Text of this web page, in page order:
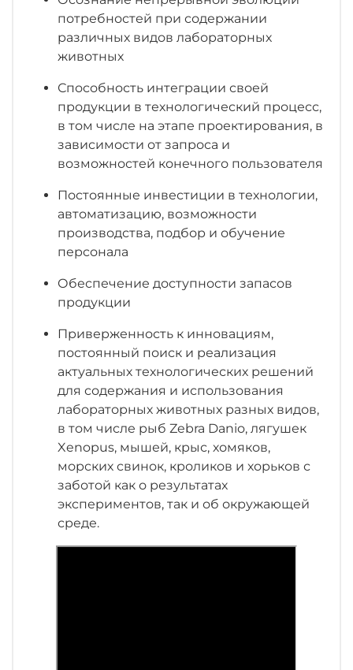
результате перебоев в электроснабжении.
при перемещении изолирующего бокса.
Съемные рукава с легко заменяемыми
рукава можно менять индивидуально.
ЭРГОНОМИЧНОСТЬ
Дополнительные перчатки для облегчения
процедуры сборки и установки бокса.
от требований: две перчатки – для работы с
15 клетка и четыре перчатки – для работы с
30 клетками ISOсage Р.
Мини-стеллаж, специально созданный для
работы с ISOсage Р, позволяет упростить
перемещение клеток из изолятора к
стеллажу ISO.
Овальные рукава для комфортной работы
операторов разного роста.
потребностей при содержании
различных видов лабораторных
животных
Способность интеграции своей
продукции в технологический процесс,
в том числе на этапе проектирования, в
зависимости от запроса и
возможностей конечного пользователя
Постоянные инвестиции в технологии,
автоматизацию, возможности
производства, подбор и обучение
персонала
Обеспечение доступности запасов
продукции
Приверженность к инновациям,
постоянный поиск и реализация
актуальных технологических решений
для содержания и использования
лабораторных животных разных видов,
в том числе рыб Zebra Danio, лягушек
Xenopus, мышей, крыс, хомяков,
морских свинок, кроликов и хорьков с
заботой как о результатах
экспериментов, так и об окружающей
среде.